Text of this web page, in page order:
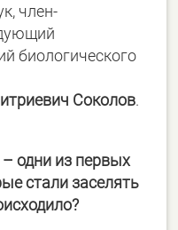
член-
биологического
Соколов.
одни из первых
стали заселять